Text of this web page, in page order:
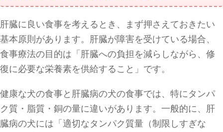
肝臓に良い食事を考えるとき、まず押さえておきたい
基本原則があります。肝臓が障害を受けている場合、
食事療法の目的は「肝臓への負担を減らしながら、修
復に必要な栄養素を供給すること」です。
健康な犬の食事と肝臓病の犬の食事では、特にタンパ
ク質・脂質・銅の量に違いがあります。一般的に、肝
臓病の犬には「適切なタンパク質量（制限しすぎな